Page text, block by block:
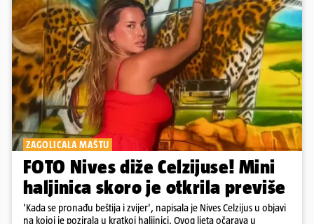
ZAGOLICALA MAŠTU
FOTO Nives diže Celzijuse! Mini
haljinica skoro je otkrila previše
'Kada se pronađu beštija i zvijer', napisala je Nives Celzijus u objavi
na kojoj je pozirala u kratkoj haljinici. Ovog ljeta očarava u